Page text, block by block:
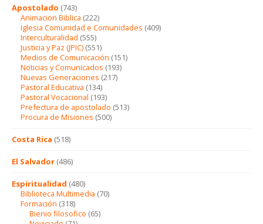
Apostolado (743)
Animacion Biblica (222)
Iglesia Comunidad e Comunidades (409)
Interculturalidad (555)
Justicia y Paz (JPIC) (551)
Medios de Comunicación (151)
Noticias y Comunicados (193)
Nuevas Generaciones (217)
Pastoral Educativa (134)
Pastoral Vocacional (193)
Prefectura de apostolado (513)
Procura de Misiones (500)
Costa Rica (518)
El Salvador (486)
Espiritualidad (480)
Biblioteca Multimedia (70)
Formación (318)
Bienio filosofico (65)